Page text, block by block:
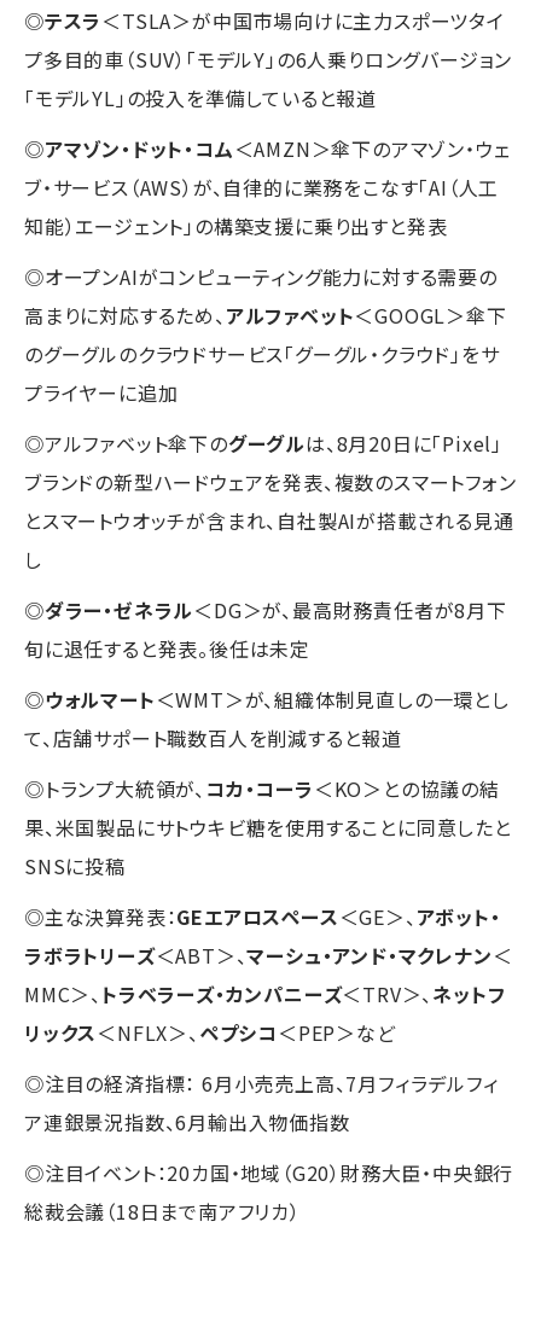
◎テスラ ＜TSLA＞が中国市場向けに主力スポーツタイ
プ多目的車（SUV）「モデルY」の6人乗りロングバージョン
「モデルYL」の投入を準備していると報道
◎アマゾン・ドット・コム＜AMZN＞傘下のアマゾン・ウェ
ブ・サービス（AWS）が、自律的に業務をこなす「AI（人工
知能）エージェント」の構築支援に乗り出すと発表
◎オープンAIがコンピューティング能力に対する需要の
高まりに対応するため、アルファベット＜GOOGL＞傘下
のグーグルのクラウドサービス「グーグル・クラウド」をサ
プライヤーに追加
◎アルファベット傘下のグーグルは、8月20日に「Pixel」
ブランドの新型ハードウェアを発表、複数のスマートフォン
とスマートウオッチが含まれ、自社製AIが搭載される見通
し
◎ダラー・ゼネラル＜DG＞が、最高財務責任者が8月下
旬に退任すると発表。後任は未定
◎ウォルマート＜WMT＞が、組織体制見直しの一環とし
て、店舗サポート職数百人を削減すると報道
◎トランプ大統領が、 コカ・コーラ ＜KO＞との協議の結
果、米国製品にサトウキビ糖を使用することに同意したと
SNSに投稿
◎主な決算発表：GEエアロスペース＜GE＞、アボット・
ラボラトリーズ＜ABT＞、マーシュ・アンド・マクレナン＜
MMC＞、 トラベラーズ・カンパニーズ＜TRV＞、ネットフ
リックス＜NFLX＞、ペプシコ ＜PEP＞など
◎注目の経済指標： 6月小売売上高、7月フィラデルフィ
ア連銀景況指数、6月輸出入物価指数
◎注目イベント：20カ国・地域（G20）財務大臣・中央銀行
総裁会議（18日まで南アフリカ）